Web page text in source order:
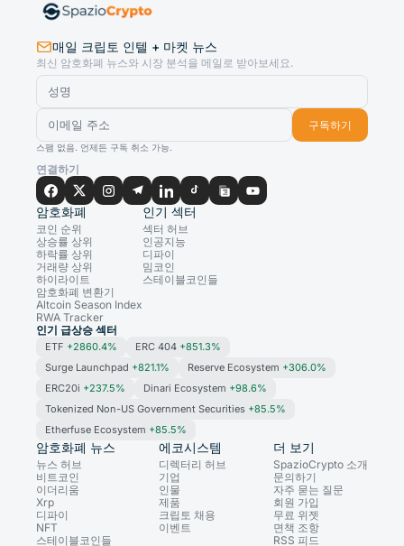
매일 크립토 인텔 + 마켓 뉴스
최신 암호화폐 뉴스와 시장 분석을 메일로 받아보세요.
구독하기
스팸 없음. 언제든 구독 취소 가능.
연결하기
암호화폐
코인 순위
상승률 상위
하락률 상위
거래량 상위
하이라이트
암호화폐 변환기
Altcoin Season Index
RWA Tracker
인기 섹터
섹터 허브
인공지능
디파이
밈코인
스테이블코인들
인기 급상승 섹터
ETF +2860.4% ERC 404 +851.3%
Surge Launchpad +821.1% Reserve Ecosystem +306.0%
ERC20i +237.5% Dinari Ecosystem +98.6%
Tokenized Non-US Government Securities +85.5%
Etherfuse Ecosystem +85.5%
암호화폐 뉴스
뉴스 허브
비트코인
이더리움
Xrp
디파이
NFT
스테이블코인들
에코시스템
디렉터리 허브
기업
인물
제품
크립토 채용
이벤트
더 보기
SpazioCrypto 소개
문의하기
자주 묻는 질문
회원 가입
무료 위젯
면책 조항
RSS 피드